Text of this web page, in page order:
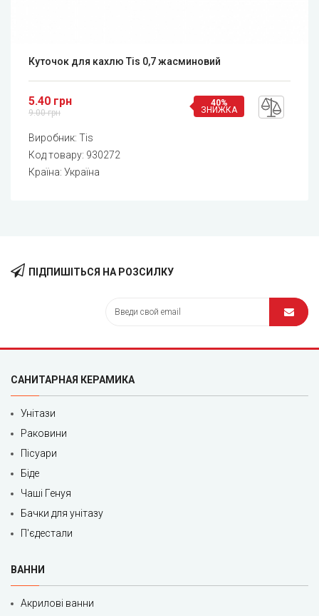
Куточок для кахлю Tis 0,7 жасминовий
5.40 грн
9.00 грн
40%
ЗНИЖКА
Виробник: Tis
Код товару: 930272
Країна: Україна
ПІДПИШІТЬСЯ НА РОЗСИЛКУ
САНИТАРНАЯ КЕРАМИКА
Унітази
Раковини
Пісуари
Біде
Чаші Генуя
Бачки для унітазу
П'єдестали
ВАННИ
Акрилові ванни